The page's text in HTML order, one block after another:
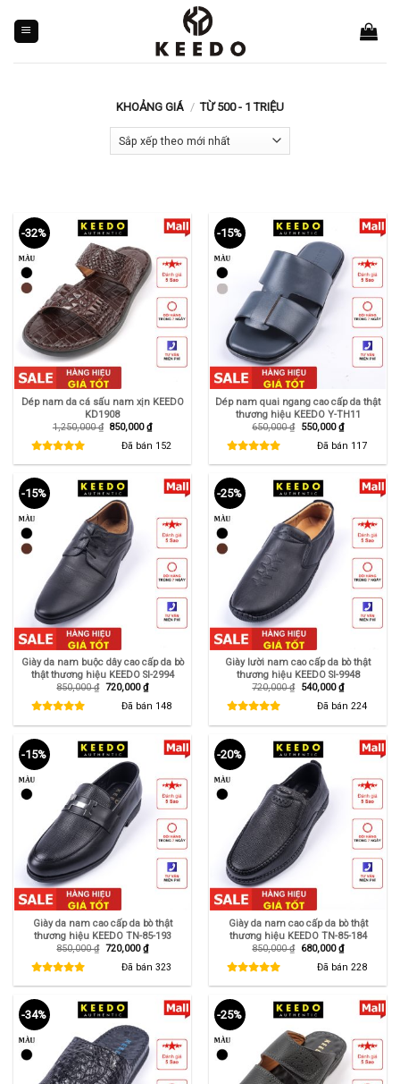
content
KHOẢNG GIÁ / TỪ 500 - 1 TRIỆU
-32%
Dép nam da cá sấu nam xịn KEEDO
KD1908
1,250,000₫ Giá
1,250,000 ₫.
850,000₫Giá
hiện
tại
là:
850,000 ₫.
Đã bán 152
-15%
Dép nam quai ngang cao cấp da thật
thương hiệu KEEDO Y-TH11
650,000₫ Giá
650,000 ₫.
550,000₫Giá
hiện
tại
là:
550,000 ₫.
Đã bán 117
-15%
Giày da nam buộc dây cao cấp da bò
thật thương hiệu KEEDO SI-2994
850,000₫ Giá
720,000₫Giá
hiện
tại
Đã bán 148
-25%
Giày lười nam cao cấp da bò thật
thương hiệu KEEDO SI-9948
720,000₫ Giá
540,000₫Giá
hiện
tại
Đã bán 224
-15%
Giày da nam cao cấp da bò thật
thương hiệu KEEDO TN-85-193
850,000₫ Giá
850,000 ₫.
720,000₫Giá
hiện
tại
là:
720,000 ₫.
Đã bán 323
-20%
Giày da nam cao cấp da bò thật
thương hiệu KEEDO TN-85-184
850,000₫ Giá
850,000 ₫.
680,000₫Giá
hiện
tại
là:
680,000 ₫.
Đã bán 228
-34% -25%